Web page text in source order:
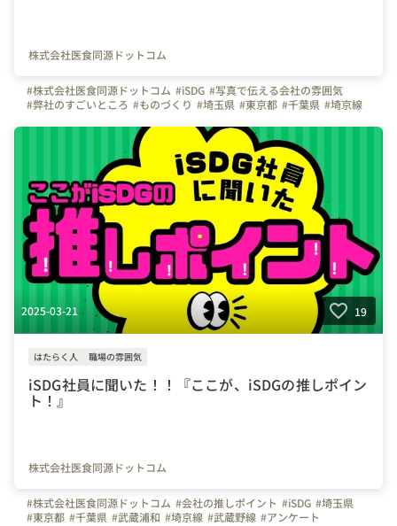
株式会社医食同源ドットコム
#株式会社医食同源ドットコム #iSDG #写真で伝える会社の雰囲気
#弊社のすごいところ #ものづくり #埼玉県 #東京都 #千葉県 #埼京線
2025-03-21 19
はたらく人 職場の雰囲気
iSDG社員に聞いた！！『ここが、iSDGの推しポイン
ト！』
株式会社医食同源ドットコム
#株式会社医食同源ドットコム #会社の推しポイント #iSDG #埼玉県
#東京都 #千葉県 #武蔵浦和 #埼京線 #武蔵野線 #アンケート